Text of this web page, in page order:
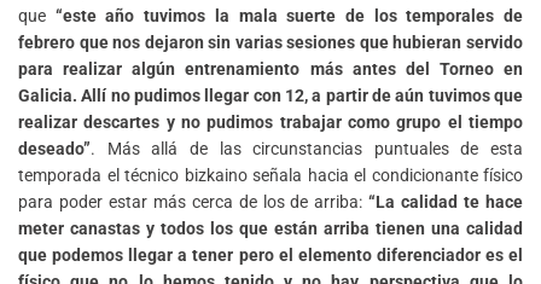
que “este año tuvimos la mala suerte de los temporales de
febrero que nos dejaron sin varias sesiones que hubieran servido
para realizar algún entrenamiento más antes del Torneo en
Galicia. Allí no pudimos llegar con 12, a partir de aún tuvimos que
realizar descartes y no pudimos trabajar como grupo el tiempo
deseado”. Más allá de las circunstancias puntuales de esta
temporada el técnico bizkaino señala hacia el condicionante físico
para poder estar más cerca de los de arriba:“La calidad te hace
meter canastas y todos los que están arriba tienen una calidad
que podemos llegar a tener pero el elemento diferenciador es el